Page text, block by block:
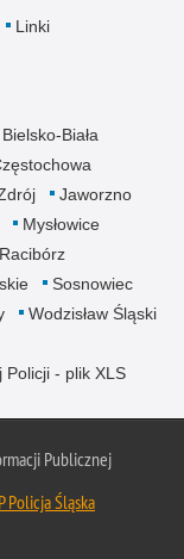
Linki
Bielsko-Biała
Jaworzno
Mysłowice
Racibórz
Sosnowiec
Wodzisław Śląski
- plik XLS
Publicznej
Policja Śląska